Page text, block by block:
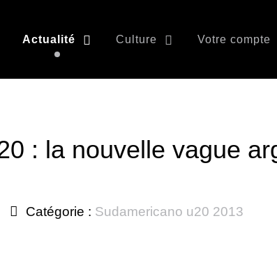
Actualité Culture Votre compte
: la nouvelle vague
Catégorie : Sudamericano u20 2013